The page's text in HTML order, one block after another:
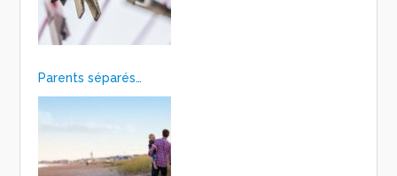
Parents séparés…